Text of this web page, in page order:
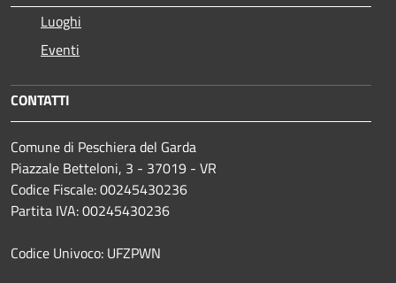
Luoghi
Eventi
CONTATTI
Comune di Peschiera del Garda
Piazzale Betteloni, 3 - 37019 - VR
Codice Fiscale: 00245430236
Partita IVA: 00245430236
Codice Univoco: UFZPWN